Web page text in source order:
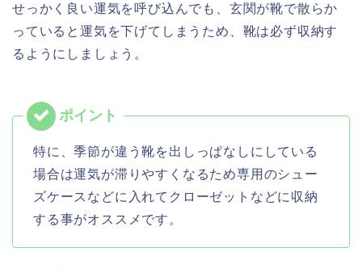
せっかく良い運気を呼び込んでも、玄関が靴で散らか
っていると運気を下げてしまうため、靴は必ず収納す
るようにしましょう。
特に、季節が違う靴を出しっぱなしにしている
場合は運気が滞りやすくなるため専用のシュー
ズケースなどに入れてクローゼットなどに収納
する事がオススメです。